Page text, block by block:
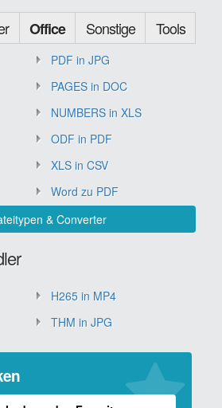
Office Sonstige Tools
PDF in JPG
PAGES in DOC
NUMBERS in XLS
ODF in PDF
XLS in CSV
Word zu PDF
& Converter
H265 in MP4
THM in JPG